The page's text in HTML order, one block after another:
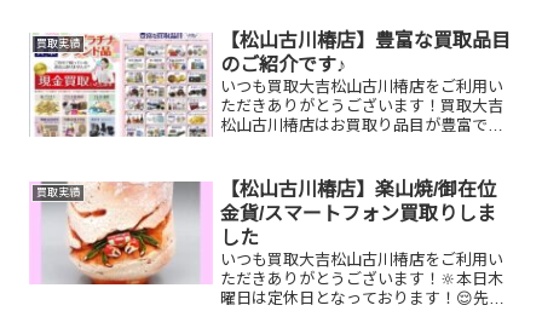
買取実績
【松山古川椿店】豊富な買取品目
のご紹介です♪
いつも買取大吉松山古川椿店をご利用い
ただきありがとうございます！買取大吉
松山古川椿店はお買取り品目が豊富で
たものや、片手でお持ちいただけるもの
ならお買取りできるお品が...
買取実績
【松山古川椿店】楽山焼/御在位
金貨/スマートフォン買取りしま
した
いつも買取大吉松山古川椿店をご利用い
ただきありがとうございます！🔆本日木
曜日は定休日となっております！😌先日